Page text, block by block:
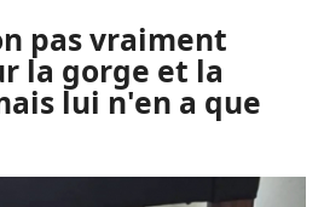
pas vraiment
la gorge et la
lui n'en a que